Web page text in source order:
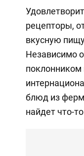
рецепторы,
вкусную
Независимо
блюд из
найдет что-